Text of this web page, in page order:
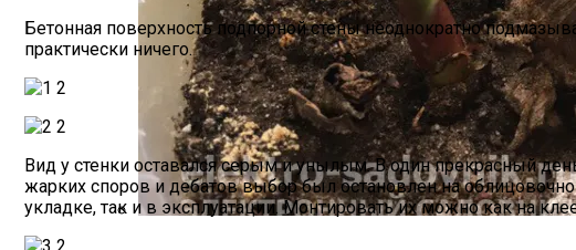
Бетонная поверхность подпорной стены неоднократно
практически ничего.
Вид у стенки оставался серым и унылым. В один прекрасный
жарких споров и дебатов выбор был остановлен на
укладке, так и в эксплуатации. Монтировать их можно как на